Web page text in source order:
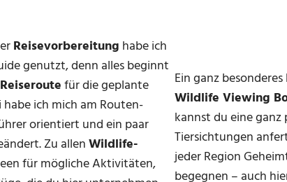
Reisevorbereitung habe ich
genutzt, denn alles beginnt
Reiseroutefür die geplante
habe ich mich am Routen-
orientiert und ein paar
Zu allenWildlife-
für mögliche Aktivitäten,
Ein ganz
Wildlife Viewing
kannst du eine
Tiersichtungen
jeder Region
begegnen – auch